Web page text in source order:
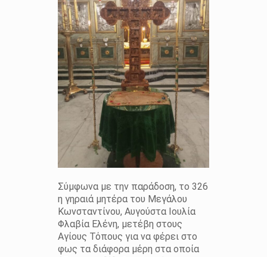
Σύμφωνα με την παράδοση, το 326
η γηραιά μητέρα του Μεγάλου
Κωνσταντίνου, Αυγούστα Ιουλία
Φλαβία Ελένη, μετέβη στους
Αγίους Τόπους για να φέρει στο
φως τα διάφορα μέρη στα οποία